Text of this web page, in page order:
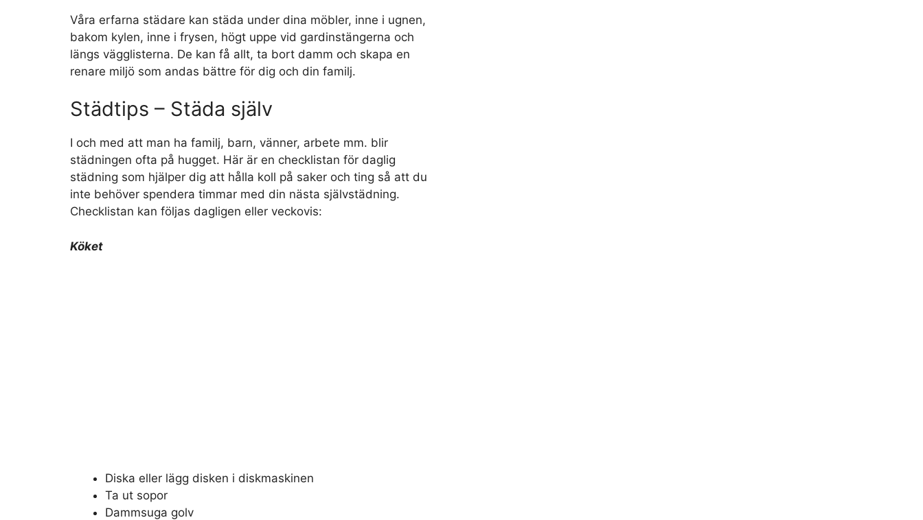
Våra erfarna städare kan städa under dina möbler, inne i ugnen,
bakom kylen, inne i frysen, högt uppe vid gardinstängerna och
längs vägglisterna. De kan få allt, ta bort damm och skapa en
renare miljö som andas bättre för dig och din familj.
Städtips – Städa själv
I och med att man ha familj, barn, vänner, arbete mm. blir
städningen ofta på hugget. Här är en checklistan för daglig
städning som hjälper dig att hålla koll på saker och ting så att du
inte behöver spendera timmar med din nästa självstädning.
Checklistan kan följas dagligen eller veckovis:
Köket
Diska eller lägg disken i diskmaskinen
Ta ut sopor
Dammsuga golv